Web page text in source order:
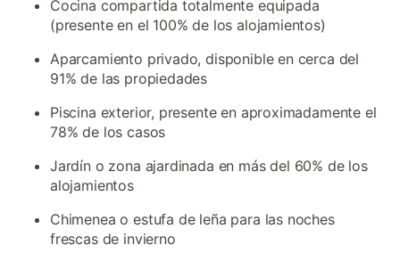
Cocina compartida totalmente equipada
(presente en el 100% de los alojamientos)
Aparcamiento privado, disponible en cerca del
91% de las propiedades
Piscina exterior, presente en aproximadamente el
78% de los casos
Jardín o zona ajardinada en más del 60% de los
alojamientos
Chimenea o estufa de leña para las noches
frescas de invierno